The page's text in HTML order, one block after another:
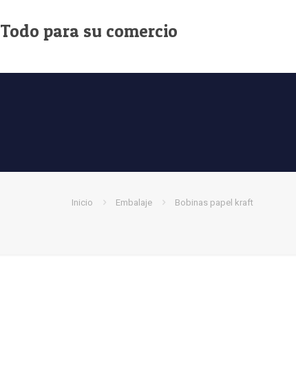
Todo para su comercio
Inicio Embalaje Bobinas papel kraft